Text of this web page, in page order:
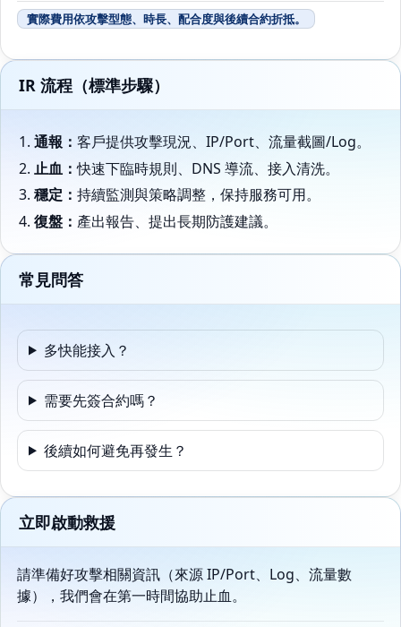
實際費用依攻擊型態、時長、配合度與後續合約折抵。
IR 流程（標準步驟）
通報：客戶提供攻擊現況、IP/Port、流量截圖/Log。
止血：快速下臨時規則、DNS 導流、接入清洗。
穩定：持續監測與策略調整，保持服務可用。
復盤： 產出報告、提出長期防護建議。
常見問答
多快能接入？
需要先簽合約嗎？
後續如何避免再發生？
立即啟動救援
請準備好攻擊相關資訊（來源 IP/Port、Log、流量數
據），我們會在第一時間協助止血。